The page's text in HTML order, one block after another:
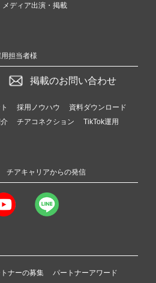
メディア出演・掲載
担当者様
掲載のお問い合わせ
採用ノウハウ
資料ダウンロード
チアコネクション
TikTok運用
チアキャリアからの発信
ナーの募集 パートナーアワード